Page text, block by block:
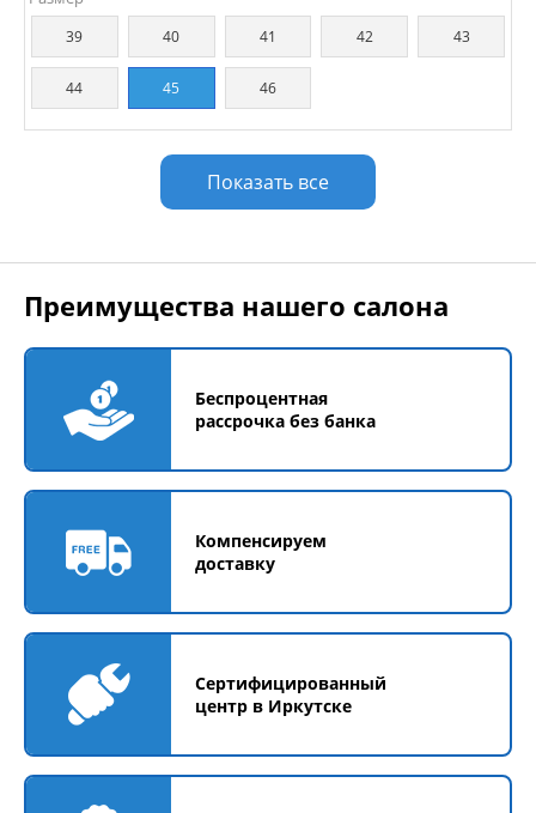
39 40 41 42 43
44 45 46
Показать все
Преимущества нашего салона
Беспроцентная
рассрочка без банка
Компенсируем
доставку
Сертифицированный
центр в Иркутске